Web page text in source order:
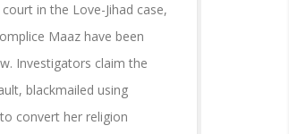
in the Love-Jihad case,
Maaz have been
Investigators claim the
blackmailed using
convert her religion